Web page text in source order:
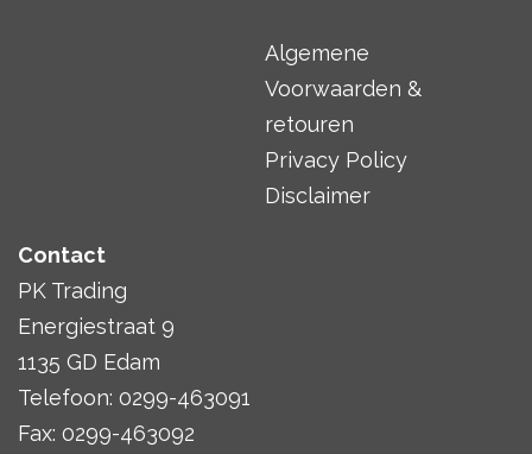
Algemene
Voorwaarden &
retouren
Privacy Policy
Disclaimer
Contact
PK Trading
Energiestraat 9
1135 GD Edam
Telefoon: 0299-463091
Fax: 0299-463092